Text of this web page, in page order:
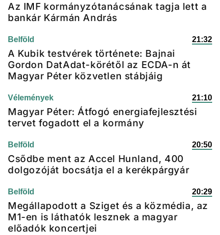
Az IMF kormányzótanácsának tagja lett a
bankár Kármán András
Belföld 21:32
A Kubik testvérek története: Bajnai
Gordon DatAdat-körétől az ECDA-n át
Magyar Péter közvetlen stábjáig
Vélemények 21:10
Magyar Péter: Átfogó energiafejlesztési
tervet fogadott el a kormány
Belföld 20:50
Csődbe ment az Accel Hunland, 400
dolgozóját bocsátja el a kerékpárgyár
Belföld 20:29
Megállapodott a Sziget és a közmédia, az
M1-en is láthatók lesznek a magyar
előadók koncertjei